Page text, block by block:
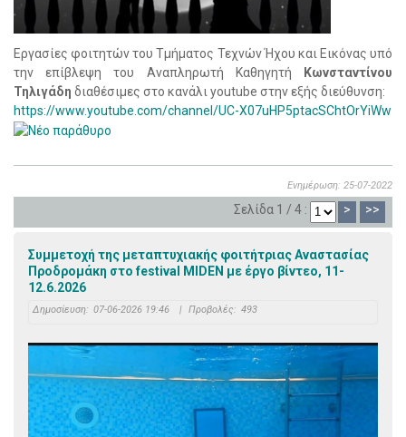
Eργασίες φοιτητών του Τμήματος Τεχνών Ήχου και Εικόνας υπό
την επίβλεψη του Αναπληρωτή Καθηγητή
Κωνσταντίνου
Τηλιγάδη διαθέσιμες στο κανάλι youtube στην εξής διεύθυνση:
https://www.youtube.com/channel/UC-X07uHP5ptacSChtOrYiWw
Ενημέρωση: 25-07-2022
Σελίδα 1 / 4 : > >>
Συμμετοχή της μεταπτυχιακής φοιτήτριας Αναστασίας
Προδρομάκη στο festival MIDEN με έργο βίντεο, 11-
12.6.2026
Δημοσίευση: 07-06-2026 19:46 | Προβολές: 493